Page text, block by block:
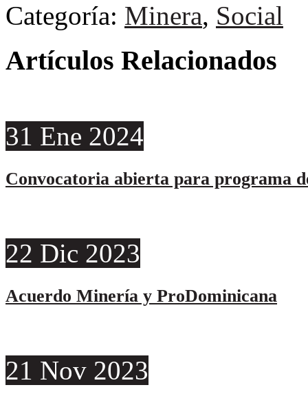
Categoría: Minera, Social
Artículos Relacionados
31 Ene 2024
Convocatoria abierta para programa
22 Dic 2023
Acuerdo Minería y ProDominicana
21 Nov 2023